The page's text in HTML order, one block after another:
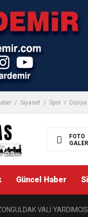
Siyaset Spor Dünya
FOTO
GALERI
Güncel Haber
VALİ